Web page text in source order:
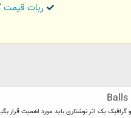
ربات قیمت
یک اثر نوشتاری باید مورد اهمیت